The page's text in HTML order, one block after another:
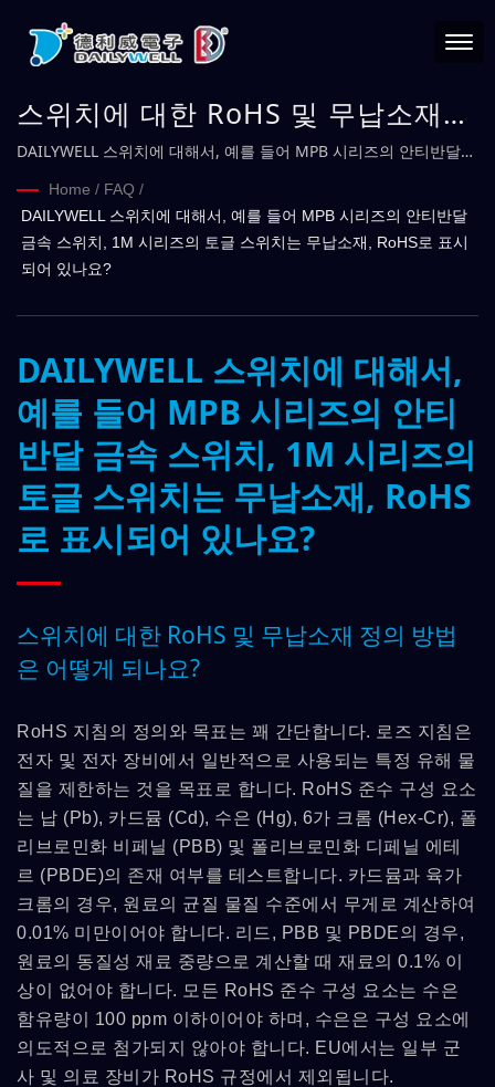
스위치에 대한 RoHS 및 무납소재
정의 방법은 어떻게 되나요?
DAILYWELL 스위치에 대해서, 예를 들어 MPB 시리즈의 안티반달
Home / FAQ /
DAILYWELL 스위치에 대해서, 예를 들어 MPB 시리즈의 안티반달
금속 스위치, 1M 시리즈의 토글 스위치는 무납소재, RoHS로 표시
되어 있나요?
DAILYWELL 스위치에 대해서,
예를 들어 MPB 시리즈의 안티
반달 금속 스위치, 1M 시리즈의
토글 스위치는 무납소재, RoHS
로 표시되어 있나요?
스위치에 대한 RoHS 및 무납소재 정의 방법
은 어떻게 되나요?
RoHS 지침의 정의와 목표는 꽤 간단합니다. 로즈 지침은
전자 및 전자 장비에서 일반적으로 사용되는 특정 유해 물
질을 제한하는 것을 목표로 합니다. RoHS 준수 구성 요소
는 납 (Pb), 카드뮴 (Cd), 수은 (Hg), 6가 크롬 (Hex-Cr), 폴
리브로민화 비페닐 (PBB) 및 폴리브로민화 디페닐 에테
르 (PBDE)의 존재 여부를 테스트합니다. 카드뮴과 육가
크롬의 경우, 원료의 균질 물질 수준에서 무게로 계산하여
0.01% 미만이어야 합니다. 리드, PBB 및 PBDE의 경우,
원료의 동질성 재료 중량으로 계산할 때 재료의 0.1% 이
상이 없어야 합니다. 모든 RoHS 준수 구성 요소는 수은
함유량이 100 ppm 이하이어야 하며, 수은은 구성 요소에
의도적으로 첨가되지 않아야 합니다. EU에서는 일부 군
사 및 의료 장비가 RoHS 규정에서 제외됩니다.